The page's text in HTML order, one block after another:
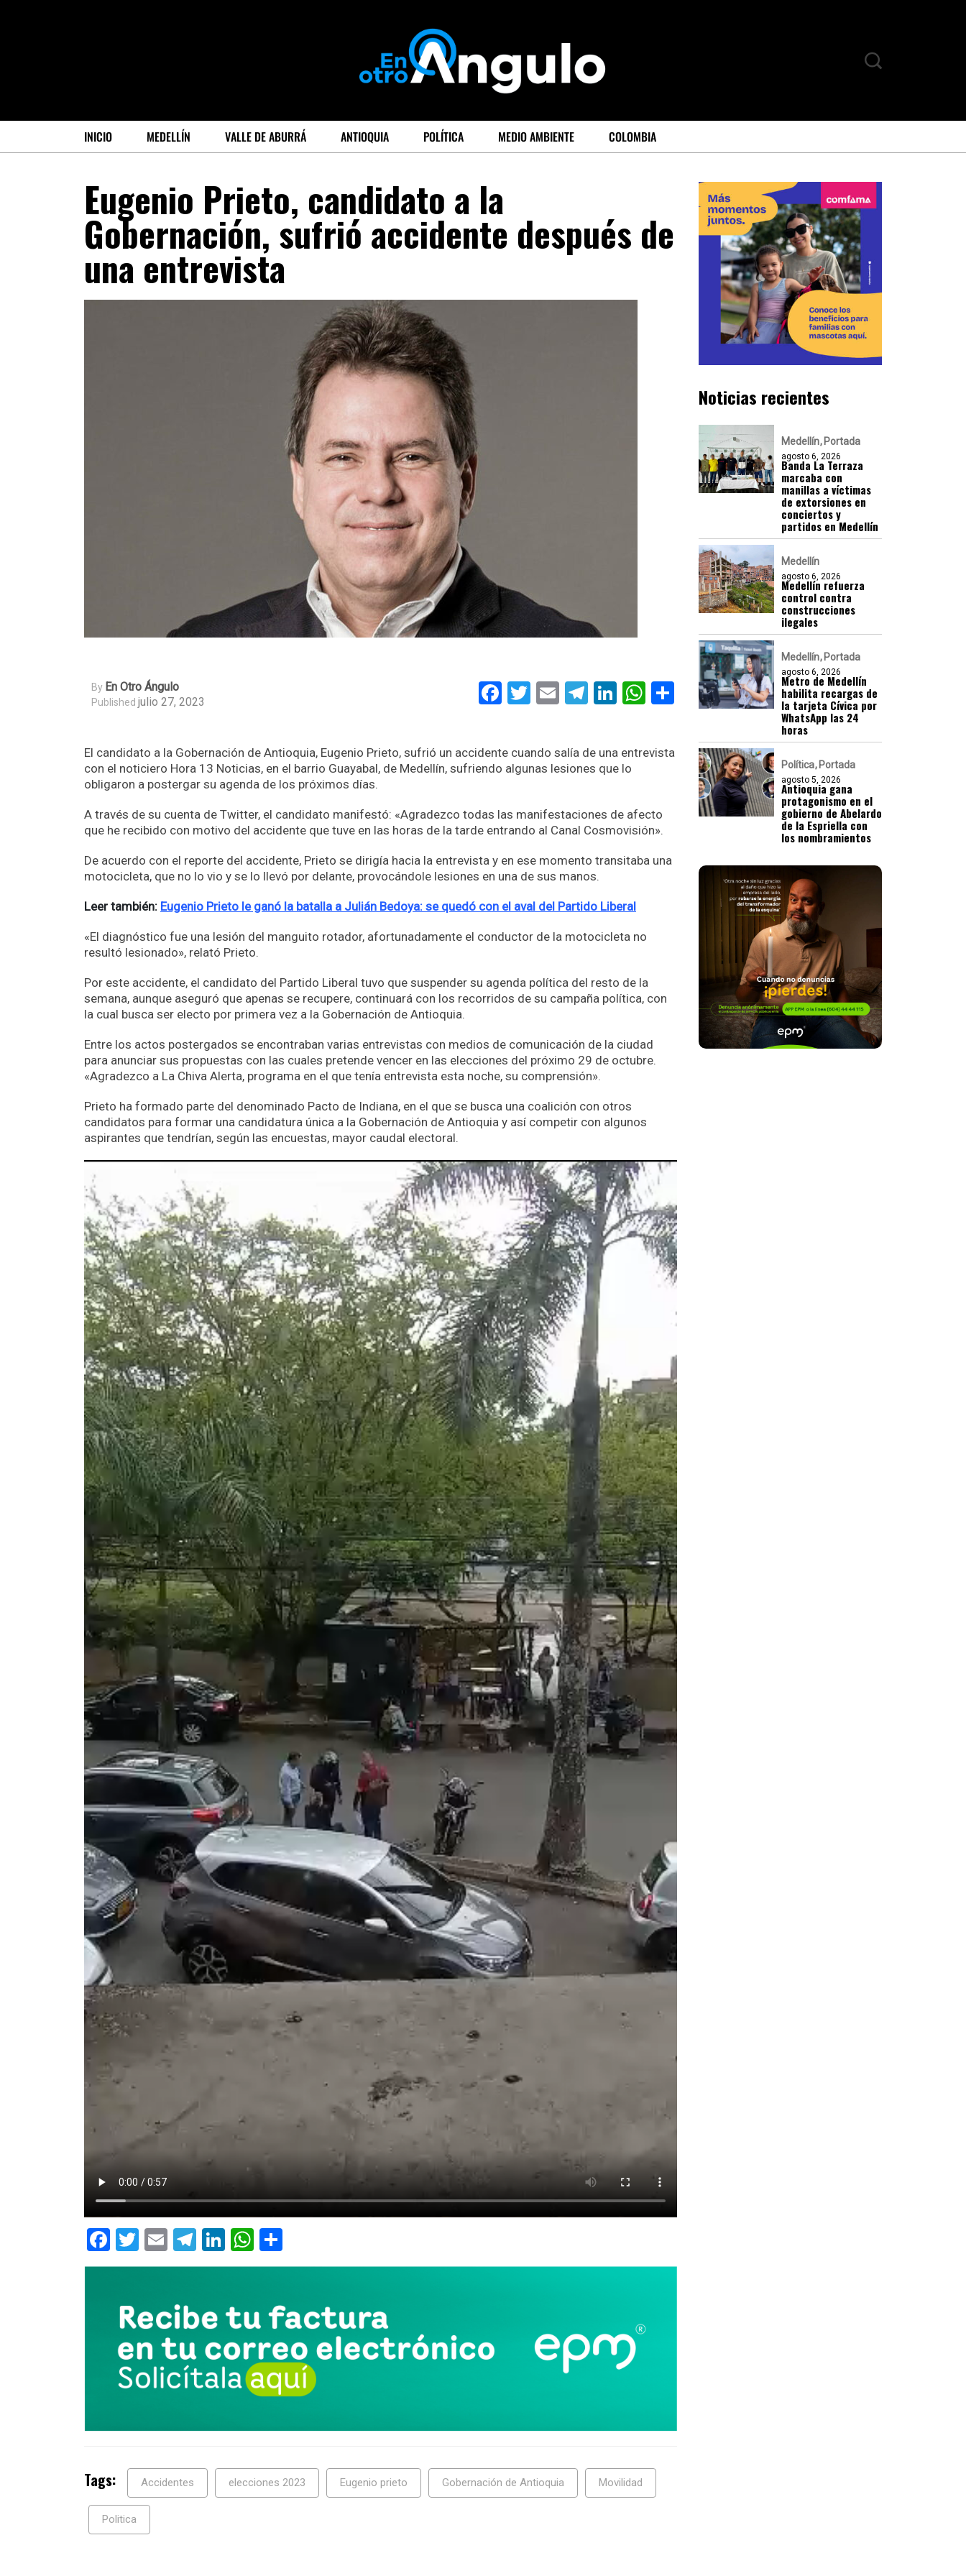
INICIO MEDELLÍN VALLE DE ABURRÁ ANTIOQUIA POLÍTICA MEDIO AMBIENTE COLOMBIA
Eugenio Prieto, candidato a la
Gobernación, sufrió accidente después de
una entrevista
By En Otro Ángulo
Published julio 27, 2023 Facebook
Twitter
EmailTelegram
LinkedIn
WhatsApp
Compartir
El candidato a la Gobernación de Antioquia, Eugenio Prieto, sufrió un accidente cuando salía de una entrevista
con el noticiero Hora 13 Noticias, en el barrio Guayabal, de Medellín, sufriendo algunas lesiones que lo
obligaron a postergar su agenda de los próximos días.
A través de su cuenta de Twitter, el candidato manifestó: «Agradezco todas las manifestaciones de afecto
que he recibido con motivo del accidente que tuve en las horas de la tarde entrando al Canal Cosmovisión».
De acuerdo con el reporte del accidente, Prieto se dirigía hacia la entrevista y en ese momento transitaba una
motocicleta, que no lo vio y se lo llevó por delante, provocándole lesiones en una de sus manos.
Leer también: Eugenio Prieto le ganó la batalla a Julián Bedoya: se quedó con el aval del Partido Liberal
«El diagnóstico fue una lesión del manguito rotador, afortunadamente el conductor de la motocicleta no
resultó lesionado», relató Prieto.
Por este accidente, el candidato del Partido Liberal tuvo que suspender su agenda política del resto de la
semana, aunque aseguró que apenas se recupere, continuará con los recorridos de su campaña política, con
la cual busca ser electo por primera vez a la Gobernación de Antioquia.
Entre los actos postergados se encontraban varias entrevistas con medios de comunicación de la ciudad
para anunciar sus propuestas con las cuales pretende vencer en las elecciones del próximo 29 de octubre.
«Agradezco a La Chiva Alerta, programa en el que tenía entrevista esta noche, su comprensión».
Prieto ha formado parte del denominado Pacto de Indiana, en el que se busca una coalición con otros
candidatos para formar una candidatura única a la Gobernación de Antioquia y así competir con algunos
aspirantes que tendrían, según las encuestas, mayor caudal electoral.
Facebook
Twitter
EmailTelegram
LinkedIn
WhatsApp
Tags: Accidentes elecciones 2023 Eugenio prieto Gobernación de Antioquia Movilidad
Politica
Noticias recientes
Medellín Portada
agosto 6, 2026
Banda La Terraza
marcaba con
manillas a víctimas
de extorsiones en
conciertos y
partidos en Medellín
Medellín
agosto 6, 2026
Medellín refuerza
control contra
construcciones
ilegales
Medellín Portada
agosto 6, 2026
Metro de Medellín
habilita recargas de
la tarjeta Cívica por
WhatsApp las 24
horas
Política Portada
agosto 5, 2026
Antioquia gana
protagonismo en el
gobierno de Abelardo
de la Espriella con
los nombramientos